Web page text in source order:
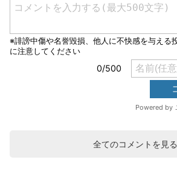
全てのコメントを見る